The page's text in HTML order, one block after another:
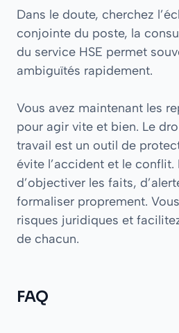
Dans le doute, cherchez
conjointe du poste, la
du service HSE permet
ambiguïtés rapidement.
Vous avez maintenant les
pour agir vite et bien. Le
travail est un outil de
évite l’accident et le conflit.
d’objectiver les faits,
formaliser proprement.
risques juridiques et
de chacun.
FAQ